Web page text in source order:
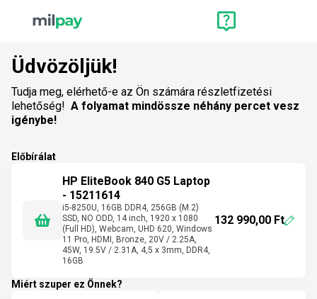
Üdvözöljük!
Tudja meg, elérhető-e az Ön számára részletfizetési
lehetőség! A folyamat mindössze néhány percet vesz
igénybe!
Előbírálat
HP EliteBook 840 G5 Laptop
- 15211614
i5-8250U, 16GB DDR4, 256GB (M.2)
SSD, NO ODD, 14 inch, 1920 x 1080
(Full HD), Webcam, UHD 620, Windows
11 Pro, HDMI, Bronze, 20V / 2.25A,
45W, 19.5V / 2.31A, 4,5 x 3mm, DDR4,
16GB
132 990,00 Ft
Miért szuper ez Önnek?